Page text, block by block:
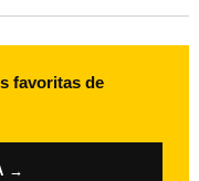
favoritas de
→